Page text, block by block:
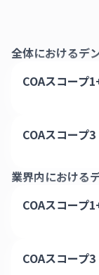
全体におけるデ
COAスコープ
COAスコープ3
業界内における
COAスコープ
COAスコープ3